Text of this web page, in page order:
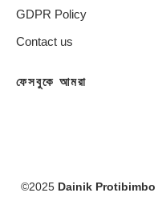
GDPR Policy
Contact us
ফেসবুকে আমরা
©2025 Dainik Protibimbo